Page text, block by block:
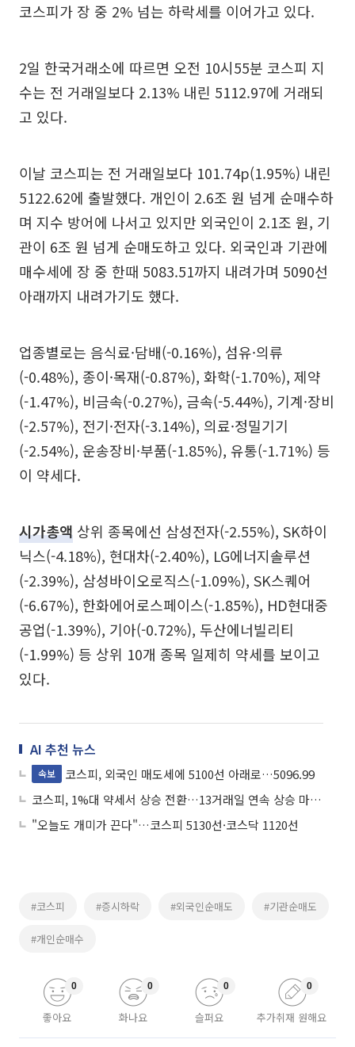
코스피가 장 중 2% 넘는 하락세를 이어가고 있다.
2일 한국거래소에 따르면 오전 10시55분 코스피 지
수는 전 거래일보다 2.13% 내린 5112.97에 거래되
고 있다.
이날 코스피는 전 거래일보다 101.74p(1.95%) 내린
5122.62에 출발했다. 개인이 2.6조 원 넘게 순매수하
며 지수 방어에 나서고 있지만 외국인이 2.1조 원, 기
관이 6조 원 넘게 순매도하고 있다. 외국인과 기관에
매수세에 장 중 한때 5083.51까지 내려가며 5090선
아래까지 내려가기도 했다.
업종별로는 음식료·담배(-0.16%), 섬유·의류
(-0.48%), 종이·목재(-0.87%), 화학(-1.70%), 제약
(-1.47%), 비금속(-0.27%), 금속(-5.44%), 기계·장비
(-2.57%), 전기·전자(-3.14%), 의료·정밀기기
(-2.54%), 운송장비·부품(-1.85%), 유통(-1.71%) 등
이 약세다.
시가총액 상위 종목에선 삼성전자(-2.55%), SK하이
닉스(-4.18%), 현대차(-2.40%), LG에너지솔루션
(-2.39%), 삼성바이오로직스(-1.09%), SK스퀘어
(-6.67%), 한화에어로스페이스(-1.85%), HD현대중
공업(-1.39%), 기아(-0.72%), 두산에너빌리티
(-1.99%) 등 상위 10개 종목 일제히 약세를 보이고
있다.
AI 추천 뉴스
속보
코스피, 외국인 매도세에 5100선 아래로…5096.99
코스피, 1%대 약세서 상승 전환…13거래일 연속 상승 마감하나
"오늘도 개미가 끈다"…코스피 5130선·코스닥 1120선
#코스피 #증시하락 #외국인순매도 #기관순매도
#개인순매수
좋아요
0
화나요
0
슬퍼요
0
추가취재 원해요
0